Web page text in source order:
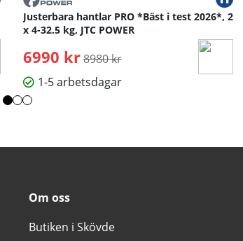
Justerbara hantlar PRO *Bäst i test 2026*, 2
x 4-32.5 kg, JTC POWER
6990 kr Ordinarie pris:
8980 kr
1-5 arbetsdagar
Om oss
Butiken i Skövde